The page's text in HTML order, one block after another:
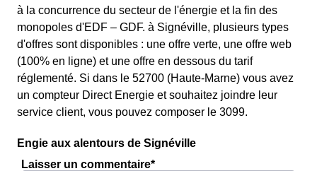
à la concurrence du secteur de l'énergie et la fin des
monopoles d'EDF – GDF. à Signéville, plusieurs types
d'offres sont disponibles : une offre verte, une offre web
(100% en ligne) et une offre en dessous du tarif
réglementé. Si dans le 52700 (Haute-Marne) vous avez
un compteur Direct Energie et souhaitez joindre leur
service client, vous pouvez composer le 3099.
Engie aux alentours de Signéville
Laisser un commentaire*